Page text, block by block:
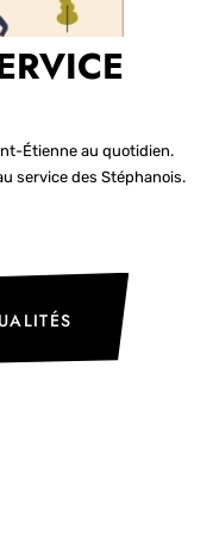
Étienne au quotidien.
service des Stéphanois.